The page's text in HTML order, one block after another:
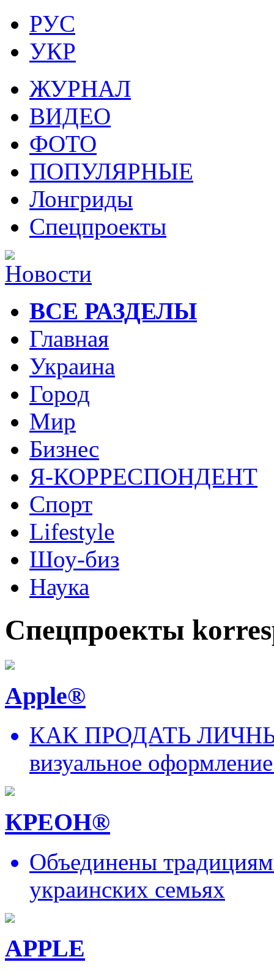
РУС
УКР
ЖУРНАЛ
ВИДЕО
ФОТО
ПОПУЛЯРНЫЕ
Лонгриды
Спецпроекты
ВСЕ РАЗДЕЛЫ
Главная
Украина
Город
Мир
Бизнес
Я-КОРРЕСПОНДЕНТ
Спорт
Lifestyle
Шоу-биз
Наука
Спецпроекты
Apple®
КАК ПРОДАТЬ
визуальное
КРЕОН®
Объединены
украинских семьях
APPLE